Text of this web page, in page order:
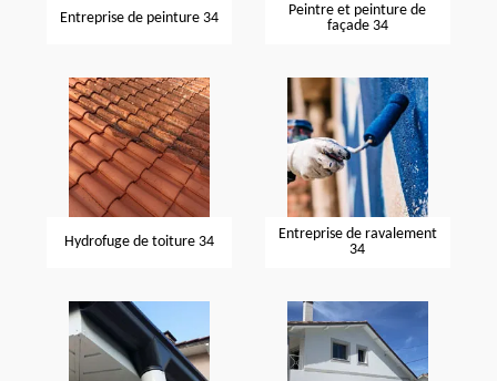
Entreprise de peinture 34
Peintre et peinture de
façade 34
Hydrofuge de toiture 34
Entreprise de ravalement
34